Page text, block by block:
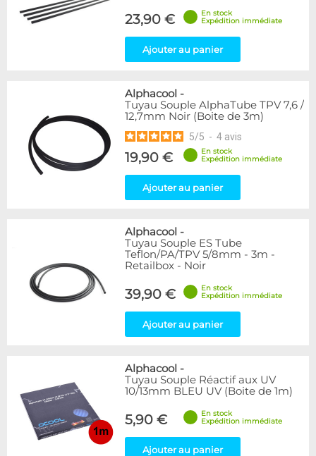
23,90 €
En stock
Expédition immédiate
Ajouter au panier
Alphacool -
Tuyau Souple AlphaTube TPV 7,6 /
12,7mm Noir (Boite de 3m)
5/5 - 4 avis
19,90 €
En stock
Expédition immédiate
Ajouter au panier
Alphacool -
Tuyau Souple ES Tube
Teflon/PA/TPV 5/8mm - 3m -
Retailbox - Noir
39,90 €
En stock
Expédition immédiate
Ajouter au panier
Alphacool -
Tuyau Souple Réactif aux UV
10/13mm BLEU UV (Boite de 1m)
5,90 €
En stock
Expédition immédiate
Ajouter au panier